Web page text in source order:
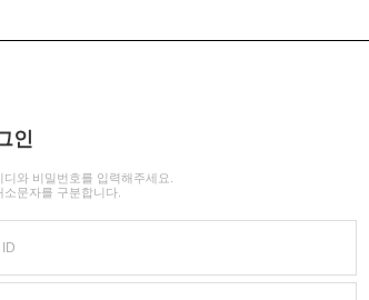
인
디와 비밀번호를 입력해주세요.
소문자를 구분합니다.